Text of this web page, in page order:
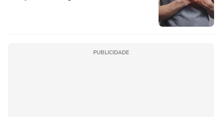
PUBLICIDADE